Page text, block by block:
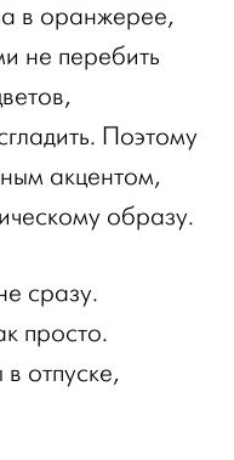
в оранжерее,
не перебить
Поэтому
акцентом,
образу.
сразу.
просто.
отпуске,